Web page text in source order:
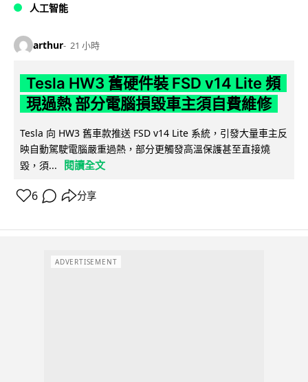
人工智能
arthur 21 小時
Tesla HW3 舊硬件裝 FSD v14 Lite 頻
現過熱 部分電腦損毀車主須自費維修
Tesla 向 HW3 舊車款推送 FSD v14 Lite 系統，引發大量車主反
映自動駕駛電腦嚴重過熱，部分更觸發高溫保護甚至直接燒
毀，須...
閱讀全文
6 分享
ADVERTISEMENT